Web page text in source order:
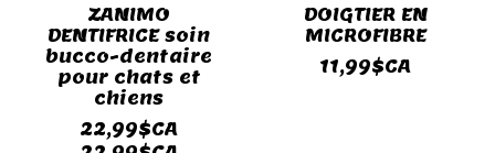
ZANIMO
DENTIFRICE soin
bucco-dentaire
pour chats et
chiens
22,99$CA
DOIGTIER EN
MICROFIBRE
11,99$CA